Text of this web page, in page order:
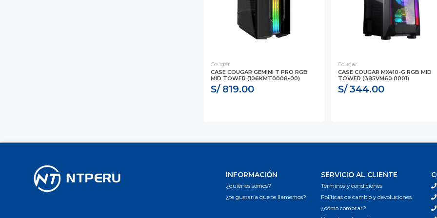
Cougar
CASE COUGAR GEMINI T PRO RGB
MID TOWER (106KMT0008-00)
S/ 819.00
Cougar
CASE COUGAR MX410-G RGB MID
TOWER (385VM60.0001)
S/ 344.00
INFORMACIÓN
¿quiénes somos?
¿te gustaría que te llamemos?
SERVICIO AL CLIENTE
Términos y condiciones
Políticas de cambio y devoluciones
¿cómo comprar?